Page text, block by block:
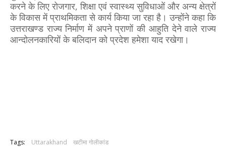
करने के लिए रोजगार, शिक्षा एवं स्वास्थ्य सुविधाओं और अन्य क्षेत्रों
के विकास में प्राथमिकता से कार्य किया जा रहा है। उन्होंने कहा कि
उत्तराखण्ड राज्य निर्माण में अपने प्राणों की आहुति देने वाले राज्य
आन्दोलनकारियों के बलिदान को प्रदेश हमेशा याद रखेगा।
Tags: Uttarakhand खटीमा गोलीकांड